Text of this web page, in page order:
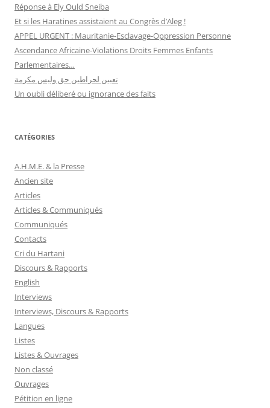
Réponse à Ely Ould Sneiba
Et si les Haratines assistaient au Congrès d’Aleg !
APPEL URGENT : Mauritanie-Esclavage-Oppression Personne
Ascendance Africaine-Violations Droits Femmes Enfants
Parlementaires…
تعيين لحراطين حق وليس مكرمة
Un oubli déliberé ou ignorance des faits
CATÉGORIES
A.H.M.E. & la Presse
Ancien site
Articles
Articles & Communiqués
Communiqués
Contacts
Cri du Hartani
Discours & Rapports
English
Interviews
Interviews, Discours & Rapports
Langues
Listes
Listes & Ouvrages
Non classé
Ouvrages
Pétition en ligne